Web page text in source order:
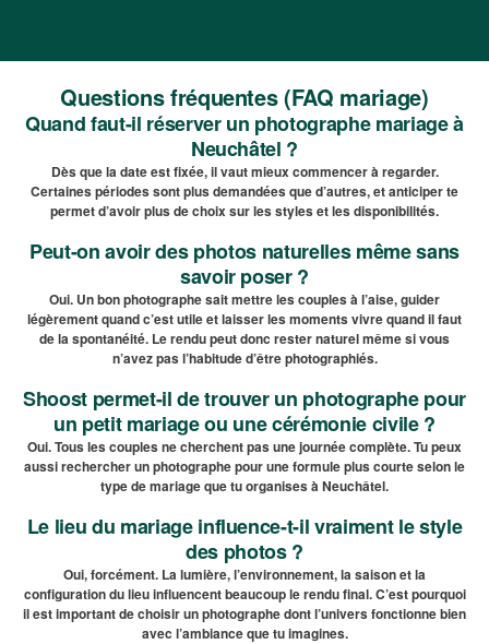
Questions fréquentes (FAQ mariage)
Quand faut-il réserver un photographe mariage à
Neuchâtel ?
Dès que la date est fixée, il vaut mieux commencer à regarder.
Certaines périodes sont plus demandées que d’autres, et anticiper te
permet d’avoir plus de choix sur les styles et les disponibilités.
Peut-on avoir des photos naturelles même sans
savoir poser ?
Oui. Un bon photographe sait mettre les couples à l’aise, guider
légèrement quand c’est utile et laisser les moments vivre quand il faut
de la spontanéité. Le rendu peut donc rester naturel même si vous
n’avez pas l’habitude d’être photographiés.
Shoost permet-il de trouver un photographe pour
un petit mariage ou une cérémonie civile ?
Oui. Tous les couples ne cherchent pas une journée complète. Tu peux
aussi rechercher un photographe pour une formule plus courte selon le
type de mariage que tu organises à Neuchâtel.
Le lieu du mariage influence-t-il vraiment le style
des photos ?
Oui, forcément. La lumière, l’environnement, la saison et la
configuration du lieu influencent beaucoup le rendu final. C’est pourquoi
il est important de choisir un photographe dont l’univers fonctionne bien
avec l’ambiance que tu imagines.